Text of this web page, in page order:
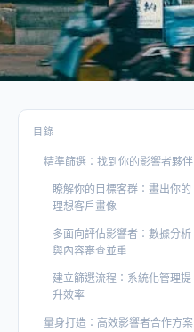
目錄
精準篩選：找到你的影響者夥伴
瞭解你的目標客群：畫出你的
理想客戶畫像
多面向評估影響者：數據分析
與內容審查並重
建立篩選流程：系統化管理提
升效率
量身打造：高效影響者合作方案